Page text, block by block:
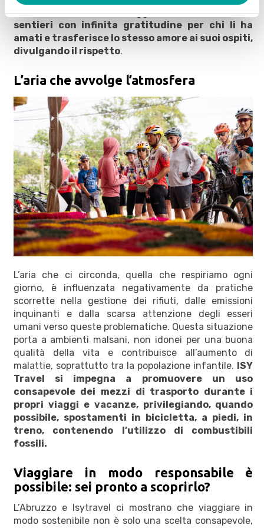
ISY Travel percorre, oggi come allora, quei
sentieri con infinita gratitudine per chi li ha
amati e trasferisce lo stesso amore ai suoi ospiti,
divulgando il rispetto.
L’aria che avvolge l’atmosfera
L’aria che ci circonda, quella che respiriamo ogni
giorno, è influenzata negativamente da pratiche
scorrette nella gestione dei rifiuti, dalle emissioni
inquinanti e dalla scarsa attenzione degli esseri
umani verso queste problematiche. Questa situazione
porta a ambienti malsani, non idonei per una buona
qualità della vita e contribuisce all’aumento di
malattie, soprattutto tra la popolazione infantile. ISY
Travel si impegna a
promuovere un uso
consapevole dei mezzi di trasporto durante i
propri viaggi e vacanze, privilegiando, quando
possibile, spostamenti in bicicletta, a piedi, in
treno, contenendo l’utilizzo di combustibili
fossili.
Viaggiare in modo responsabile è
possibile: sei pronto a scoprirlo?
L’Abruzzo e Isytravel ci mostrano che viaggiare in
modo sostenibile non è solo una scelta consapevole,